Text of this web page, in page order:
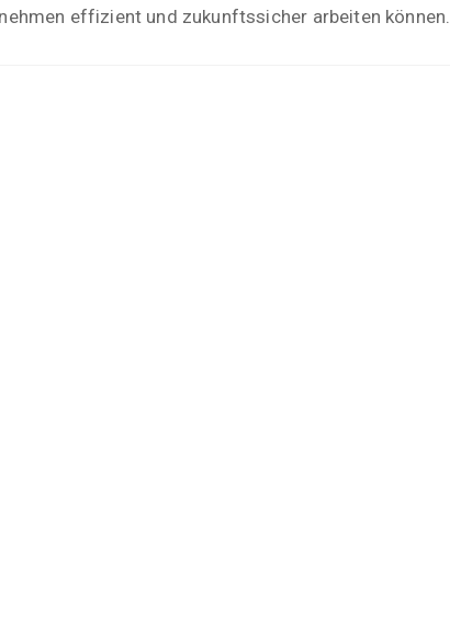
effizient und zukunftssicher arbeiten können.